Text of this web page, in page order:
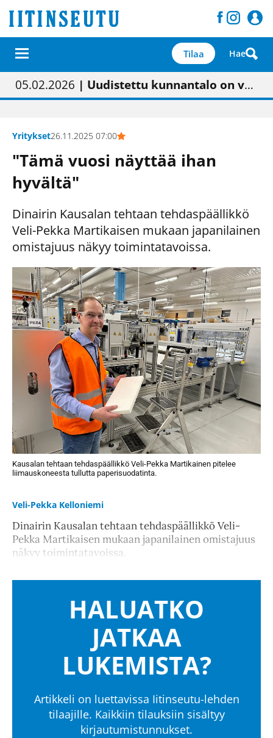
Tilaa Hae
01.02.2026 | Painon vaihtumisen pitäisi näkyä hieman parempana painojäljen laatuna lehdessä
05.02.2026 | Uudistettu kunnantalo on valoisa
23.04.2026 | “Olemme käynnistämässä uudelleen keskustavisiotyön”
09.05.2026| "Maalla on totuttu elämään omavaraisemmin kuin kaupungissa"
Yritykset26.11.2025 07:00
"Tämä vuosi näyttää ihan
hyvältä"
Dinairin Kausalan tehtaan tehdaspäällikkö
Veli-Pekka Martikaisen mukaan japanilainen
omistajuus näkyy toimintatavoissa.
Kausalan tehtaan tehdaspäällikkö Veli-Pekka Martikainen pitelee
liimauskoneesta tullutta paperisuodatinta.
Veli-Pekka Kelloniemi
Dinairin Kausalan tehtaan tehdaspäällikkö Veli-
Pekka Martikaisen mukaan japanilainen omistajuus
näkyy toimintatavoissa.
HALUATKO
JATKAA
LUKEMISTA?
Artikkeli on luettavissa Iitinseutu-lehden
tilaajille. Kaikkiin tilauksiin sisältyy
kirjautumistunnukset.